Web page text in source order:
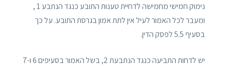
נימוק חמישי מחמישה לדחיית טענות התובע כנגד הנתבע 1 ,
ומעבר לכל האמור לעיל אין לתת אמון בגרסת התובע. על כך
בסעיף 5.5 לפסק הדין.
יש לדחות התביעה כנגד הנתבעת 2, בשל האמור בסעיפים 6 ו-7